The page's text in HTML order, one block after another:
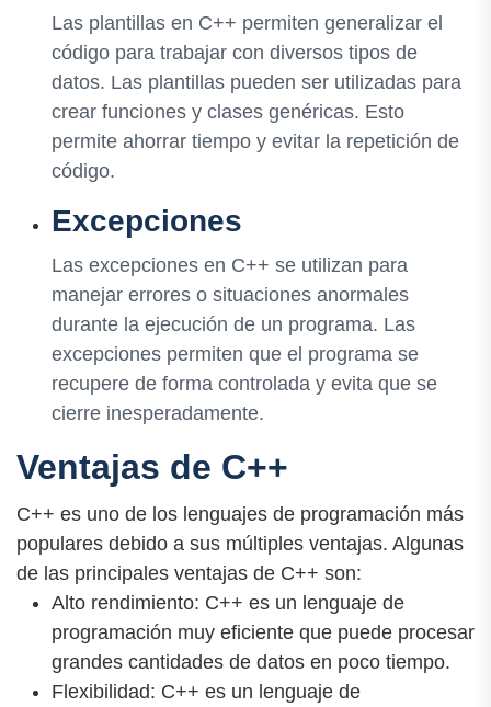
Las plantillas en C++ permiten generalizar el
código para trabajar con diversos tipos de
datos. Las plantillas pueden ser utilizadas para
crear funciones y clases genéricas. Esto
permite ahorrar tiempo y evitar la repetición de
código.
Excepciones
Las excepciones en C++ se utilizan para
manejar errores o situaciones anormales
durante la ejecución de un programa. Las
excepciones permiten que el programa se
recupere de forma controlada y evita que se
cierre inesperadamente.
Ventajas de C++
C++ es uno de los lenguajes de programación más
populares debido a sus múltiples ventajas. Algunas
de las principales ventajas de C++ son:
Alto rendimiento: C++ es un lenguaje de
programación muy eficiente que puede procesar
grandes cantidades de datos en poco tiempo.
Flexibilidad: C++ es un lenguaje de